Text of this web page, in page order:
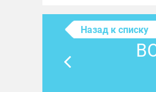
Назад к списку